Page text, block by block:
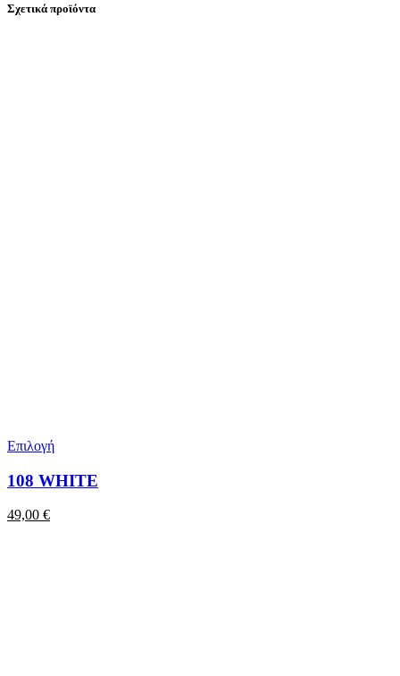
Σχετικά προϊόντα
Επιλογή
108 WHITE
49,00 €